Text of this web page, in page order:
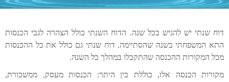
דוח שנתי יש להגיש בכל שנה. הדוח השנתי כולל הצהרה לגבי הכנסות
התא המשפחתי בשנה שהסתיימה. דוח שנתי גם כולל את כל ההכנסות
מכל המקורות ההכנסה שהתקבלו במהלך כל השנה.
מקורות הכנסה אלו, כוללת בין היתר: הכנסות מעסק, ממשכורת,